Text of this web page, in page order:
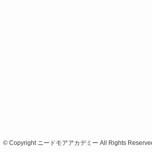
© Copyright ニードモアアカデミー All Rights